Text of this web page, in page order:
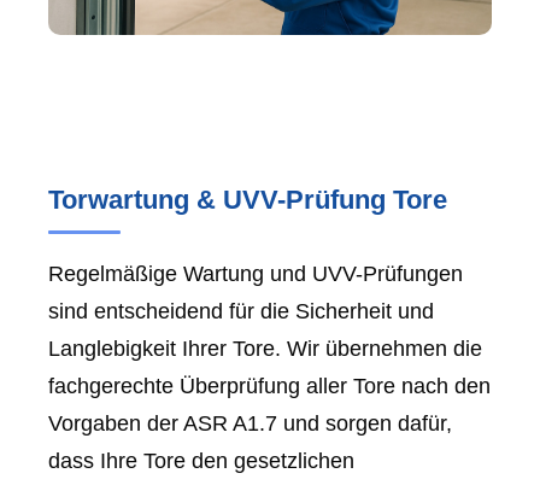
Torwartung & UVV-Prüfung Tore
Regelmäßige Wartung und UVV-Prüfungen
sind entscheidend für die Sicherheit und
Langlebigkeit Ihrer Tore. Wir übernehmen die
fachgerechte Überprüfung aller Tore nach den
Vorgaben der ASR A1.7 und sorgen dafür,
dass Ihre Tore den gesetzlichen